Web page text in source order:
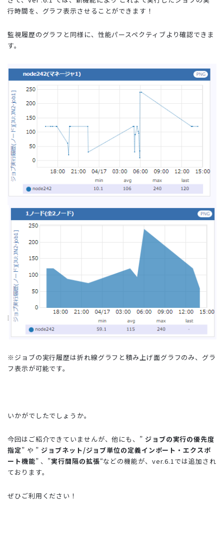
行時間を、グラフ表示させることができます！
監視履歴のグラフと同様に、性能パースペクティブより確認できま
す。
※ジョブの実行履歴は折れ線グラフと積み上げ面グラフのみ、グラ
フ表示が可能です。
いかがでしたでしょうか。
今回はご紹介できていませんが、他にも、” ジョブの実行の優先度
指定” や ” ジョブネット/ジョブ単位の定義インポート・エクスポ
ート機能” 、”実行間隔の拡張“などの機能が、ver.6.1では追加され
ております。
ぜひご利用ください！